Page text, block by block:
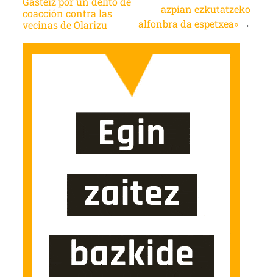
coacción contra las
vecinas de Olarizu
azpian ezkutatzeko
alfonbra da espetxea» →